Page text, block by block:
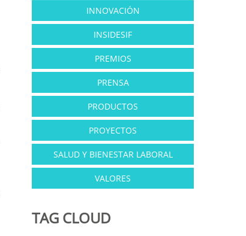
INNOVACIÓN
INSIDESIF
PREMIOS
PRENSA
PRODUCTOS
PROYECTOS
SALUD Y BIENESTAR LABORAL
VALORES
TAG CLOUD